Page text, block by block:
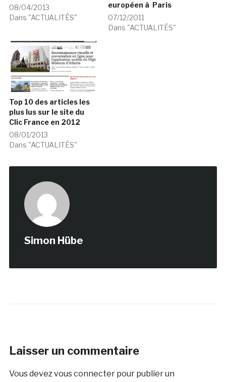
08/04/2013
Dans "ACTUALITÉS"
européen à Paris
07/12/2011
Dans "ACTUALITÉS"
Top 10 des articles les
plus lus sur le site du
Clic France en 2012
08/01/2013
Dans "ACTUALITÉS"
Simon Hübe
Laisser un commentaire
Vous devezvous connecterpour publier un